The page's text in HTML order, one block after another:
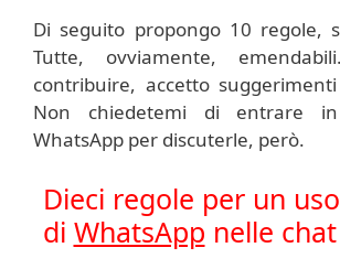
Di seguito propongo 10 regole,
Tutte, ovviamente,
contribuire, accetto
Non chiedetemi di entrare
WhatsApp per discuterle, però.
Dieci regole per un
di WhatsApp nelle